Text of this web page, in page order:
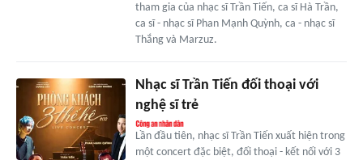
tham gia của nhạc sĩ Trần Tiến, ca sĩ Hà Trần,
ca sĩ - nhạc sĩ Phan Mạnh Quỳnh, ca - nhạc sĩ
Thắng và Marzuz.
Nhạc sĩ Trần Tiến đối thoại với
nghệ sĩ trẻ
Lần đầu tiên, nhạc sĩ Trần Tiến xuất hiện trong
một concert đặc biệt, đối thoại - kết nối với 3